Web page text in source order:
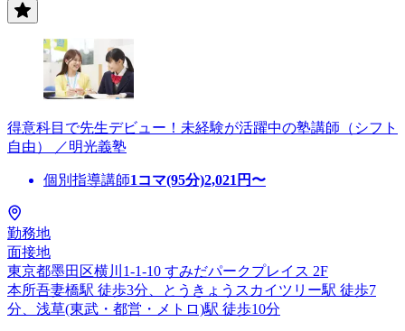
得意科目で先生デビュー！未経験が活躍中の塾講師（シフト
自由） ／明光義塾
個別指導講師1コマ(95分)2,021 円〜
勤務地
面接地
東京都墨田区横川1-1-10 すみだパークプレイス 2F
本所吾妻橋駅 徒歩3分、とうきょうスカイツリー駅 徒歩7
分、浅草(東武・都営・メトロ)駅 徒歩10分